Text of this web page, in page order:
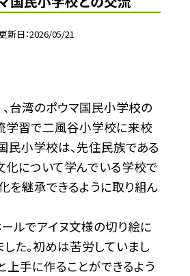
新日 2026/05/21
、台湾のポウマ国民小学校の
学習で二風谷小学校に来校
民小学校は、先住民族である
化について学んでいる学校で
を継承できるように取り組ん
ルでアイヌ文様の切り絵に
た。初めは苦労していまし
上手に作ることができるよう